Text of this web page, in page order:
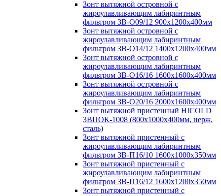
Зонт вытяжной островной с
жироулавливающим лабиринтным
фильтром ЗВ-О09/12 900х1200х400мм
Зонт вытяжной островной с
жироулавливающим лабиринтным
фильтром ЗВ-О14/12 1400х1200х400мм
Зонт вытяжной островной с
жироулавливающим лабиринтным
фильтром ЗВ-О16/16 1600х1600х400мм
Зонт вытяжной островной с
жироулавливающим лабиринтным
фильтром ЗВ-О20/16 2000х1600х400мм
Зонт вытяжной пристенный HICOLD
ЗВПОК-1008 (800х1000х400мм, нерж.
сталь)
Зонт вытяжной пристенный с
жироулавливающим лабиринтным
фильтром ЗВ-П16/10 1600х1000х350мм
Зонт вытяжной пристенный с
жироулавливающим лабиринтным
фильтром ЗВ-П16/12 1600х1200х350мм
Зонт вытяжной пристенный с